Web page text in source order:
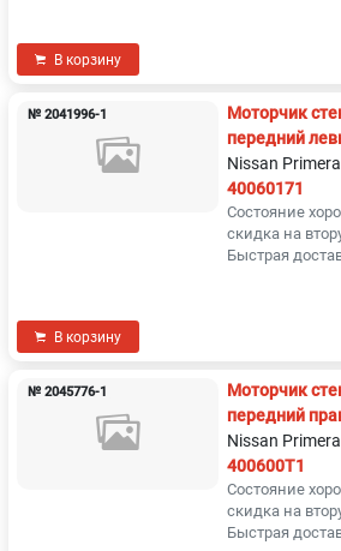
В корзину
№ 2041996-1
Моторчик
передний
Nissan
40060171
Состояние
скидка на
Быстрая
В корзину
№ 2045776-1
Моторчик
передний
Nissan
400600T1
Состояние
скидка на
Быстрая